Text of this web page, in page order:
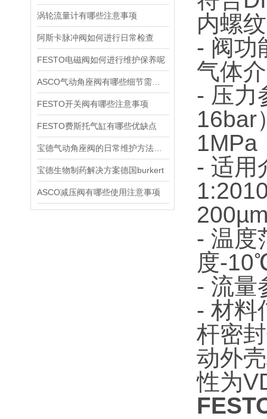
涡轮流量计有哪些注意事项
阿斯卡脉冲阀如何进行日常检查
FESTO电磁阀如何进行维护保养呢
FESTO开关阀有哪些注意事项
FESTO费斯托气缸有哪些优缺点
宝德生物制药解决方案德国burkert
ASCO减压阀有哪些使用注意事项
内螺
- 阀功
气体
- 压力
16bar
1MPa
- 适用
- 温度
度-
- 流量
- 材料
杆密
动外
性为